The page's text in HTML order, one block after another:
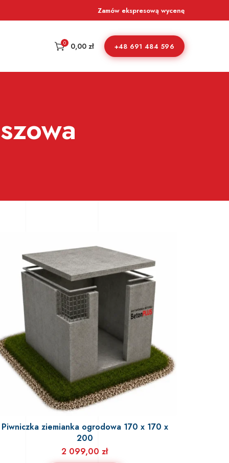
Zamów ekspresową wycenę
0 0,00 zł +48 691 484 596
Piwniczka ziemianka ogrodowa 170 x 170 x
200
2 099,00zł